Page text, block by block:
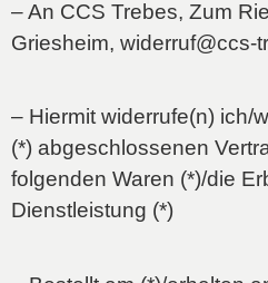
– An CCS Trebes, Zum
Griesheim, widerruf@ccs-
– Hiermit widerrufe(n) ich/
(*) abgeschlossenen
folgenden Waren (*)/die
Dienstleistung (*)